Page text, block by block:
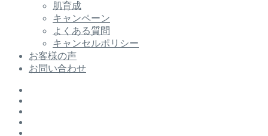
肌育成
キャンペーン
よくある質問
キャンセルポリシー
お客様の声
お問い合わせ